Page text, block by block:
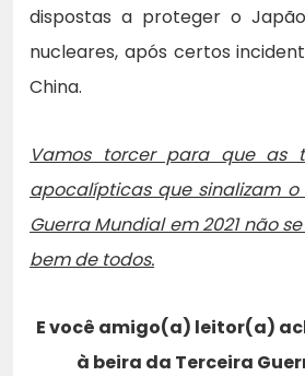
dispostas a proteger o
nucleares, após certos
China.
Vamos torcer para que as
apocalípticas que sinalizam
Guerra Mundial em 2021 não
bem de todos.
E você amigo(a) leitor(a)
à beira da Terceira